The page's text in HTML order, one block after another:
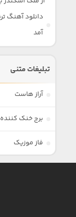
دانلود آهنگ
آمد
تبلیغات متنی
آراز هاست
برج خنک کننده
فاز موزیک